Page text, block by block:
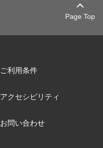
Page Top
ご利用条件
アクセシビリティ
お問い合わせ